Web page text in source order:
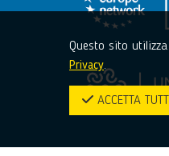
Questo sito
Privacy.
ACCETTA